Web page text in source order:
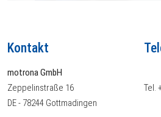
Kontakt
motrona GmbH
Zeppelinstraße 16
DE - 78244 Gottmadingen
Tel.